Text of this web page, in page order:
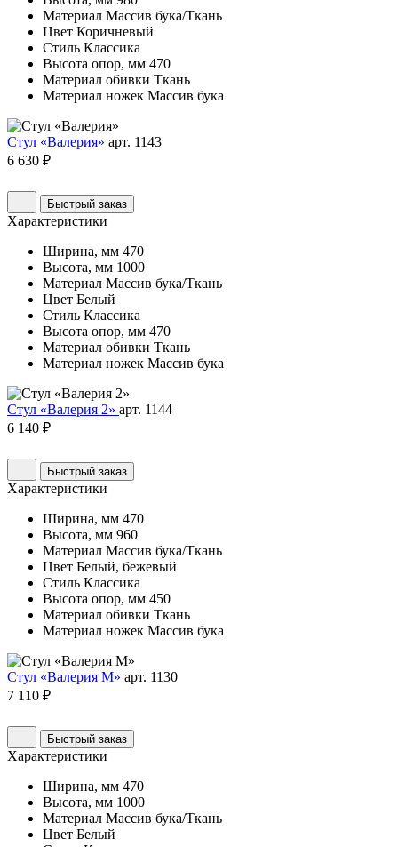
Материал Массив бука/Ткань
Цвет Коричневый
Стиль Классика
Высота опор, мм 470
Материал обивки Ткань
Материал ножек Массив бука
Стул «Валерия» арт. 1143
6 630 ₽
Быстрый заказ
Характеристики
Ширина, мм 470
Высота, мм 1000
Материал Массив бука/Ткань
Цвет Белый
Стиль Классика
Высота опор, мм 470
Материал обивки Ткань
Материал ножек Массив бука
Стул «Валерия 2» арт. 1144
6 140 ₽
Быстрый заказ
Характеристики
Ширина, мм 470
Высота, мм 960
Материал Массив бука/Ткань
Цвет Белый, бежевый
Стиль Классика
Высота опор, мм 450
Материал обивки Ткань
Материал ножек Массив бука
Стул «Валерия М» арт. 1130
7 110 ₽
Быстрый заказ
Характеристики
Ширина, мм 470
Высота, мм 1000
Материал Массив бука/Ткань
Цвет Белый